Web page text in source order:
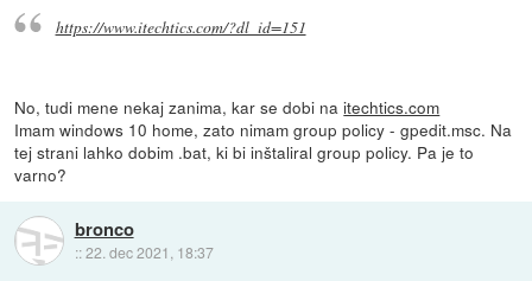
https://www.itechtics.com/?dl_id=151
No, tudi mene nekaj zanima, kar se dobi naitechtics.com
Imam windows 10 home, zato nimam group policy - gpedit.msc. Na
tej strani lahko dobim .bat, ki bi inštaliral group policy. Pa je to
varno?
bronco
::22. dec 2021, 18:37